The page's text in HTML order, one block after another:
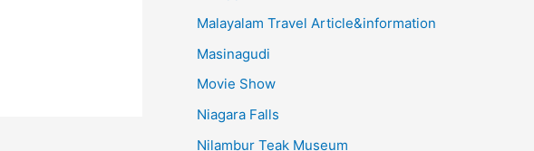
Malayalam Travel Article&information
Masinagudi
Movie Show
Niagara Falls
Nilambur Teak Museum